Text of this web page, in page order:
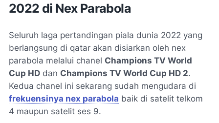
2022 di Nex Parabola
Seluruh laga pertandingan piala dunia 2022 yang
berlangsung di qatar akan disiarkan oleh nex
parabola melalui chanel Champions TV World
Cup HD dan Champions TV World Cup HD 2.
Kedua chanel ini sekarang sudah mengudara di
frekuensinya nex parabola baik di satelit telkom
4 maupun satelit ses 9.